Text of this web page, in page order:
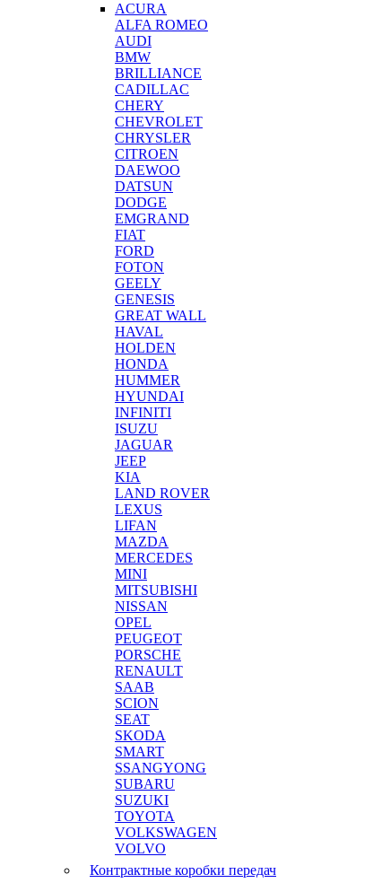
ACURA
ALFA ROMEO
AUDI
BMW
BRILLIANCE
CADILLAC
CHERY
CHEVROLET
CHRYSLER
CITROEN
DAEWOO
DATSUN
DODGE
EMGRAND
FIAT
FORD
FOTON
GEELY
GENESIS
GREAT WALL
HAVAL
HOLDEN
HONDA
HUMMER
HYUNDAI
INFINITI
ISUZU
JAGUAR
JEEP
KIA
LAND ROVER
LEXUS
LIFAN
MAZDA
MERCEDES
MINI
MITSUBISHI
NISSAN
OPEL
PEUGEOT
PORSCHE
RENAULT
SAAB
SCION
SEAT
SKODA
SMART
SSANGYONG
SUBARU
SUZUKI
TOYOTA
VOLKSWAGEN
VOLVO
Контрактные коробки передач